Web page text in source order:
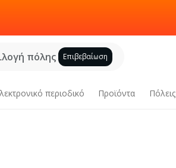
πόλης Επιβεβαίωση
περιοδικό Προϊόντα Πόλεις